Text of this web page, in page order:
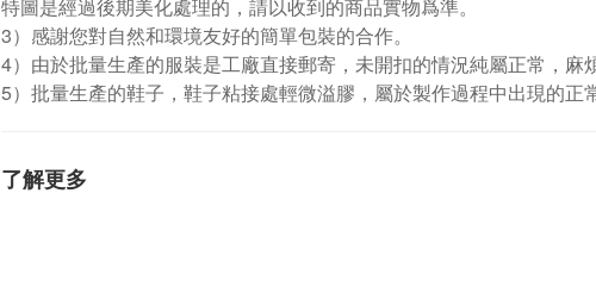
特圖是經過後期美化處理的，請以收到的商品實物爲準。
3）感謝您對自然和環境友好的簡單包裝的合作。
4）由於批量生產的服裝是工廠直接郵寄，未開扣的情況純屬正常，麻
5）批量生產的鞋子，鞋子粘接處輕微溢膠，屬於製作過程中出現的
了解更多